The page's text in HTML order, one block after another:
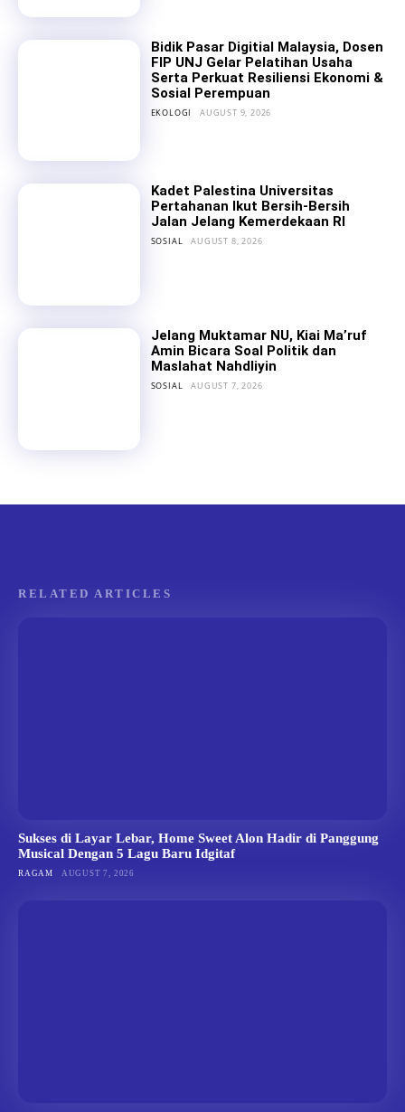
Bidik Pasar Digitial Malaysia, Dosen
FIP UNJ Gelar Pelatihan Usaha
Serta Perkuat Resiliensi Ekonomi &
Sosial Perempuan
EKOLOGI AUGUST 9, 2026
Kadet Palestina Universitas
Pertahanan Ikut Bersih-Bersih
Jalan Jelang Kemerdekaan RI
SOSIAL AUGUST 8, 2026
Jelang Muktamar NU, Kiai Ma’ruf
Amin Bicara Soal Politik dan
Maslahat Nahdliyin
SOSIAL AUGUST 7, 2026
RELATED ARTICLES
Sukses di Layar Lebar, Home Sweet Alon Hadir di Panggung
Musical Dengan 5 Lagu Baru Idgitaf
RAGAM AUGUST 7, 2026